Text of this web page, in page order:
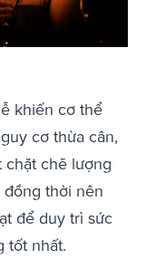
khiến cơ thể
cơ thừa cân,
chặt chẽ lượng
thời nên
để duy trì sức
tốt nhất.